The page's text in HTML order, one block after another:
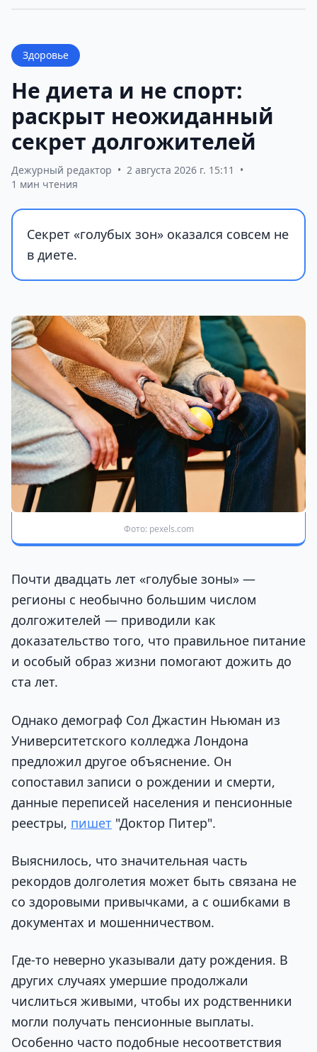
Здоровье
Не диета и не спорт:
раскрыт неожиданный
секрет долгожителей
Дежурный редактор • 2 августа 2026 г. 15:11
•
1 мин чтения
Секрет «голубых зон» оказался совсем не
в диете.
Фото: pexels.com
Почти двадцать лет «голубые зоны» —
регионы с необычно большим числом
долгожителей — приводили как
доказательство того, что правильное питание
и особый образ жизни помогают дожить до
ста лет.
Однако демограф Сол Джастин Ньюман из
Университетского колледжа Лондона
предложил другое объяснение. Он
сопоставил записи о рождении и смерти,
данные переписей населения и пенсионные
реестры, пишет "Доктор Питер".
Выяснилось, что значительная часть
рекордов долголетия может быть связана не
со здоровыми привычками, а с ошибками в
документах и мошенничеством.
Где-то неверно указывали дату рождения. В
других случаях умершие продолжали
числиться живыми, чтобы их родственники
могли получать пенсионные выплаты.
Особенно часто подобные несоответствия